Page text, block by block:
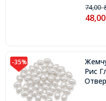
74,00
48,00
-35%
Рис